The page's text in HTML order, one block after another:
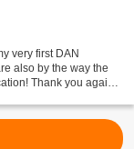
very first DAN
also by the way the
Thank you again